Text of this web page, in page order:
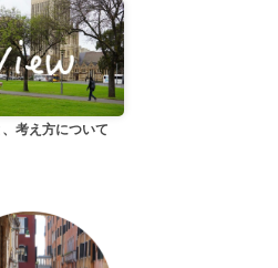
考え方について